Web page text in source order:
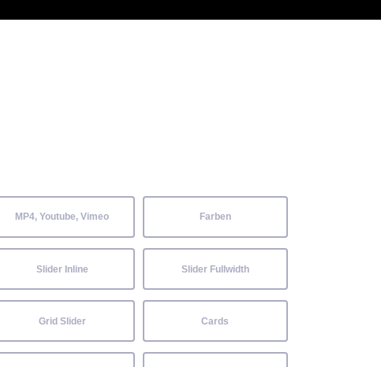
MP4, Youtube, Vimeo Farben
Slider Inline Slider Fullwidth
Grid Slider Cards